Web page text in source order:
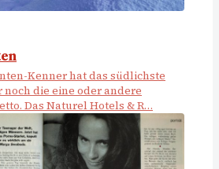
Kenner hat das südlichste
die eine oder andere
Das Naturel Hotels & R…